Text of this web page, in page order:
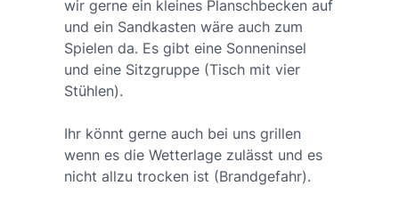
wir gerne ein kleines Planschbecken auf
und ein Sandkasten wäre auch zum
Spielen da. Es gibt eine Sonneninsel
und eine Sitzgruppe (Tisch mit vier
Stühlen).
Ihr könnt gerne auch bei uns grillen
wenn es die Wetterlage zulässt und es
nicht allzu trocken ist (Brandgefahr).